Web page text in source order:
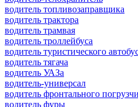
водитель топливозаправщика
водитель трактора
водитель трамвая
водитель троллейбуса
водитель туристического
водитель тягача
водитель УАЗа
водитель-универсал
водитель фронтального
водитель фуры